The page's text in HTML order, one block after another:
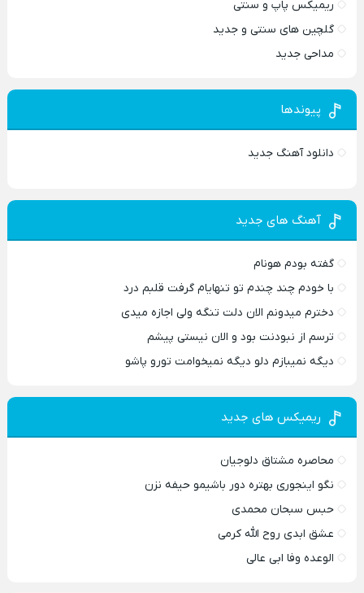
ریمیکس پاپ و سنتی
گلچین های سنتی و جدید
مداحی جدید
پیوندها
دانلود آهنگ جدید
آهنگ های جدید
گفته بودم هونام
با خودم چند چندم تو تنهایام گرفت قلبم درد
دخترم میدونم الان دلت تنگه ولی اجازه میدی
ترسم از نبودنت بود و الان نیستی پیشم
دیگه نمیبازم دلو دیگه نمیخوامت تورو پاشو
ریمیکس های جدید
محاصره مشتاق دلوجیان
نگو اینجوری بهتره دور باشیمو حیفه نزن
حبس سبحان محمدی
عشق ابدی روح الله کرمی
الوعده وفا ابی عالی